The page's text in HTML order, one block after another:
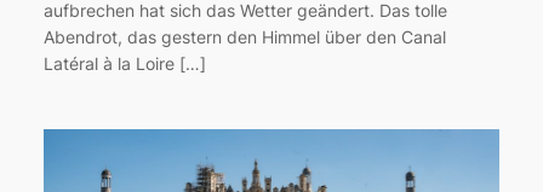
aufbrechen hat sich das Wetter geändert. Das tolle
Abendrot, das gestern den Himmel über den Canal
Latéral à la Loire […]